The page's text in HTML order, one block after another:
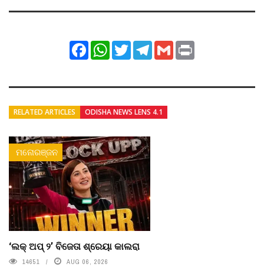
FacebookWhatsApp
TwitterTelegram
Gmail
RELATED ARTICLES ODISHA NEWS LENS 4.1
ମନୋରଞ୍ଜନ
‘ଲକ୍ ଅପ୍ ୨’ ବିଜେତା ଶ୍ରେୟା କାଲରା
14651 AUG 06, 2026